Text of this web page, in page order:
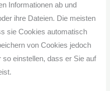
Informationen ab und
ihre Dateien. Die meisten
sie Cookies automatisch
von Cookies jedoch
einstellen, dass er Sie auf